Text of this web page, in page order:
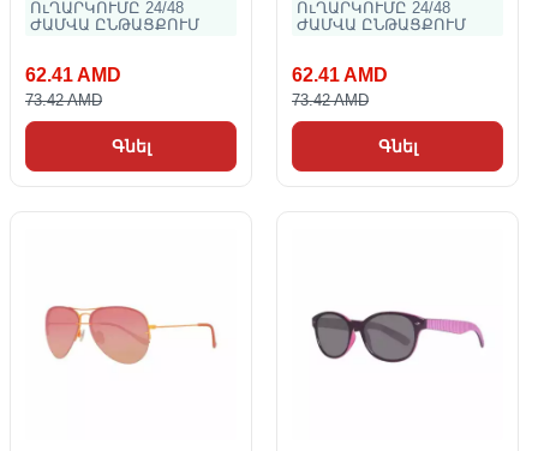
ՈւՂԱՐԿՈՒՄԸ 24/48
ԺԱՄՎԱ ԸՆԹԱՑՔՈՒՄ
62.41 AMD
73.42 AMD
Գնել
ՈւՂԱՐԿՈՒՄԸ 24/48
ԺԱՄՎԱ ԸՆԹԱՑՔՈՒՄ
62.41 AMD
73.42 AMD
Գնել